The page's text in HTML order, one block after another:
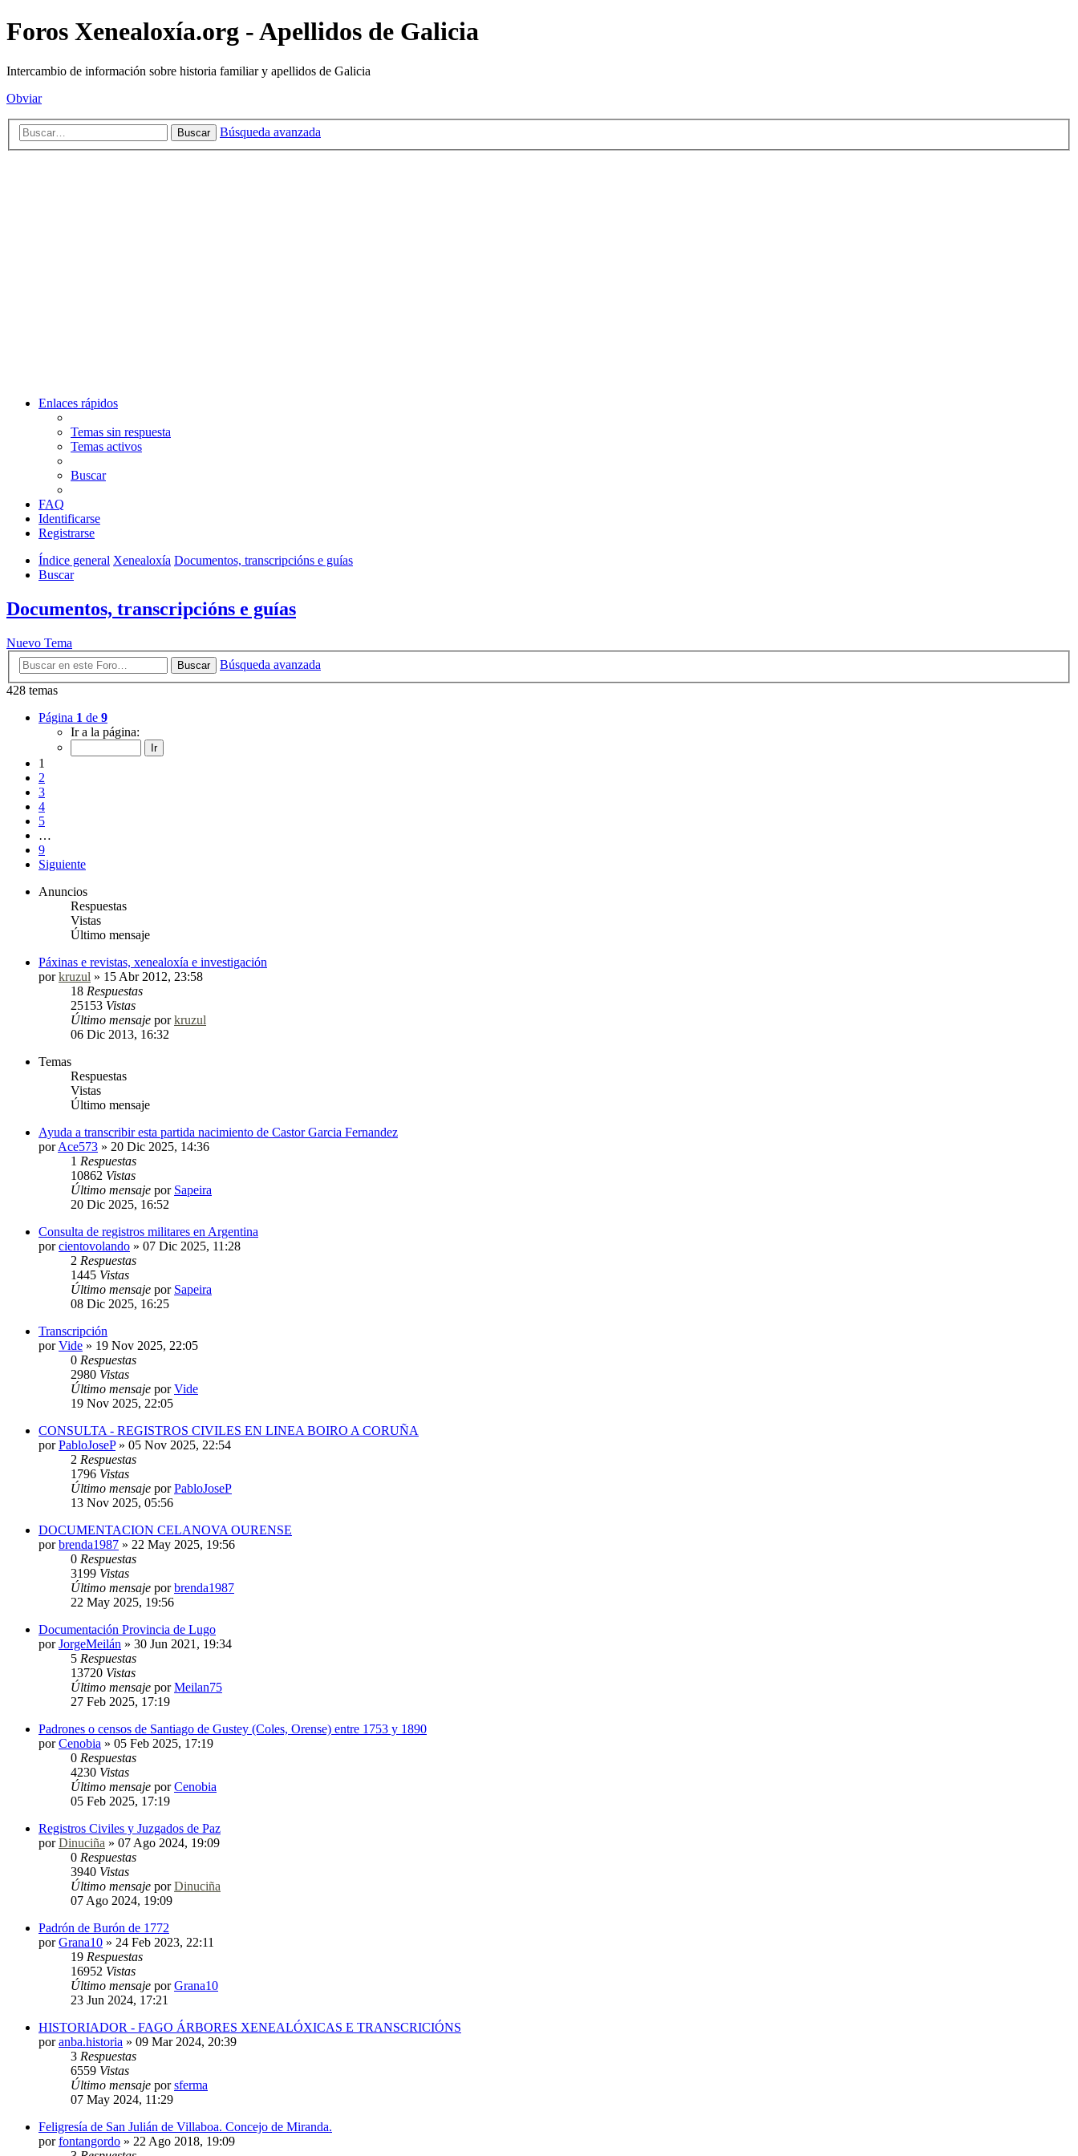
Foros Xenealoxía.org - Apellidos de Galicia
Intercambio de información sobre historia familiar y apellidos de Galicia
Obviar
Buscar Búsqueda avanzada
Enlaces rápidos
Temas sin respuesta
Temas activos
Buscar
FAQ
Identificarse
Registrarse
Índice general Xenealoxía Documentos, transcripcións e guías
Buscar
Documentos, transcripcións e guías
Nuevo Tema
Buscar
Búsqueda avanzada
428 temas
Página 1 de 9
Ir a la página:
1
2
3
4
5
…
9
Siguiente
Anuncios
Respuestas
Vistas
Último mensaje
Páxinas e revistas, xenealoxía e investigación
porkruzul » 15 Abr 2012, 23:58
18 Respuestas
25153 Vistas
Último mensaje porkruzul
06 Dic 2013, 16:32
Temas
Respuestas
Vistas
Último mensaje
Ayuda a transcribir esta partida nacimiento de Castor Garcia Fernandez
porAce573 » 20 Dic 2025, 14:36
1 Respuestas
10862 Vistas
Último mensaje por Sapeira
20 Dic 2025, 16:52
Consulta de registros militares en Argentina
porcientovolando » 07 Dic 2025, 11:28
2 Respuestas
1445 Vistas
Último mensaje por Sapeira
08 Dic 2025, 16:25
Transcripción
porVide » 19 Nov 2025, 22:05
0 Respuestas
2980 Vistas
Último mensaje porVide
19 Nov 2025, 22:05
CONSULTA - REGISTROS CIVILES EN LINEA BOIRO A CORUÑA
porPabloJoseP» 05 Nov 2025, 22:54
2 Respuestas
1796 Vistas
Último mensaje porPabloJoseP
13 Nov 2025, 05:56
DOCUMENTACION CELANOVA OURENSE
porbrenda1987 » 22 May 2025, 19:56
0 Respuestas
3199 Vistas
Último mensaje porbrenda1987
22 May 2025, 19:56
Documentación Provincia de Lugo
porJorgeMeilán » 30 Jun 2021, 19:34
5 Respuestas
13720 Vistas
Último mensaje porMeilan75
27 Feb 2025, 17:19
Padrones o censos de Santiago de Gustey (Coles, Orense) entre 1753 y 1890
porCenobia » 05 Feb 2025, 17:19
0 Respuestas
4230 Vistas
Último mensaje porCenobia
05 Feb 2025, 17:19
Registros Civiles y Juzgados de Paz
porDinuciña » 07 Ago 2024, 19:09
0 Respuestas
3940 Vistas
Último mensaje porDinuciña
07 Ago 2024, 19:09
Padrón de Burón de 1772
porGrana10 » 24 Feb 2023, 22:11
19 Respuestas
16952 Vistas
Último mensaje porGrana10
23 Jun 2024, 17:21
HISTORIADOR - FAGO ÁRBORES XENEALÓXICAS E TRANSCRICIÓNS
poranba.historia » 09 Mar 2024, 20:39
3 Respuestas
6559 Vistas
Último mensaje porsferma
07 May 2024, 11:29
Feligresía de San Julián de Villaboa. Concejo de Miranda.
porfontangordo » 22 Ago 2018, 19:09